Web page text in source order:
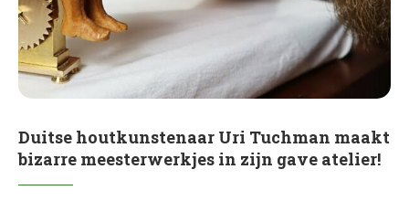
Duitse houtkunstenaar Uri Tuchman maakt
bizarre meesterwerkjes in zijn gave atelier!